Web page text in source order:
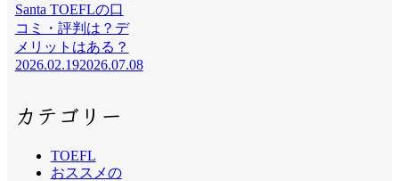
Santa TOEFLの口
コミ・評判は？デ
メリットはある？
2026.02.192026.07.08
カテゴリー
TOEFL
おススメの